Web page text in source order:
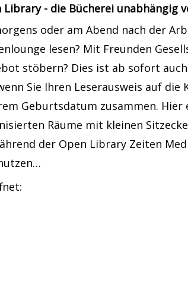
Library - die Bücherei unabhängig
oder am Abend nach der
lesen? Mit Freunden
stöbern? Dies ist ab sofort
Sie Ihren Leserausweis auf
Geburtsdatum zusammen. Hier
Räume mit kleinen
der Open Library Zeiten